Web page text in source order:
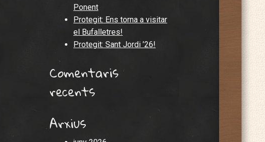
Ponent
Protegit: Ens torna a visitar
el Bufalletres!
Protegit: Sant Jordi ’26!
Comentaris
recents
Arxius